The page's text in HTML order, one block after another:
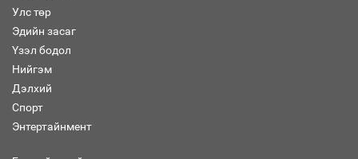
Улс төр
Эдийн засаг
Үзэл бодол
Нийгэм
Дэлхий
Спорт
Энтертайнмент